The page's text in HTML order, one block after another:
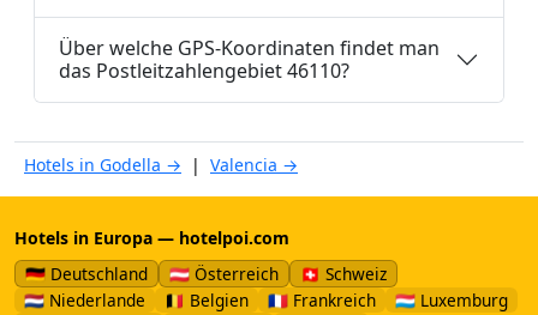
Über welche GPS-Koordinaten findet man
das Postleitzahlengebiet 46110?
Hotels in Godella → | Valencia →
Hotels in Europa — hotelpoi.com
🇩🇪 Deutschland
🇦🇹 Österreich
🇨🇭 Schweiz
🇳🇱 Niederlande
🇧🇪 Belgien 🇫🇷 Frankreich
🇱🇺 Luxemburg